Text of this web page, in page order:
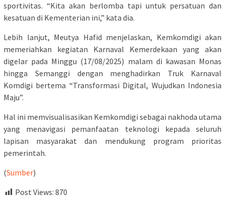
sportivitas. “Kita akan berlomba tapi untuk persatuan dan
kesatuan di Kementerian ini,” kata dia.
Lebih lanjut, Meutya Hafid menjelaskan, Kemkomdigi akan
memeriahkan kegiatan Karnaval Kemerdekaan yang akan
digelar pada Minggu (17/08/2025) malam di kawasan Monas
hingga Semanggi dengan menghadirkan Truk Karnaval
Komdigi bertema “Transformasi Digital, Wujudkan Indonesia
Maju”.
Hal ini memvisualisasikan Kemkomdigi sebagai nakhoda utama
yang menavigasi pemanfaatan teknologi kepada seluruh
lapisan masyarakat dan mendukung program prioritas
pemerintah.
(Sumber)
Post Views: 870